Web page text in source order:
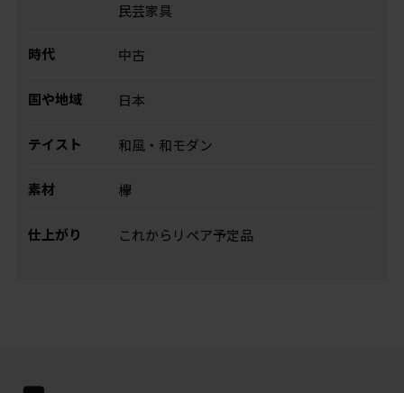
民芸家具
時代 中古
国や地域 日本
テイスト 和風・和モダン
素材 欅
仕上がり これからリペア予定品